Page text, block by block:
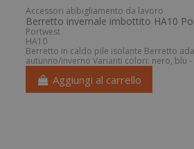
Accessori abbigliamento da lavoro
Berretto invernale imbottito HA10
Portwest
HA10
Berretto in caldo pile isolante Berretto
autunno/inverno Varianti colori: nero, blu -
Aggiungi al carrello